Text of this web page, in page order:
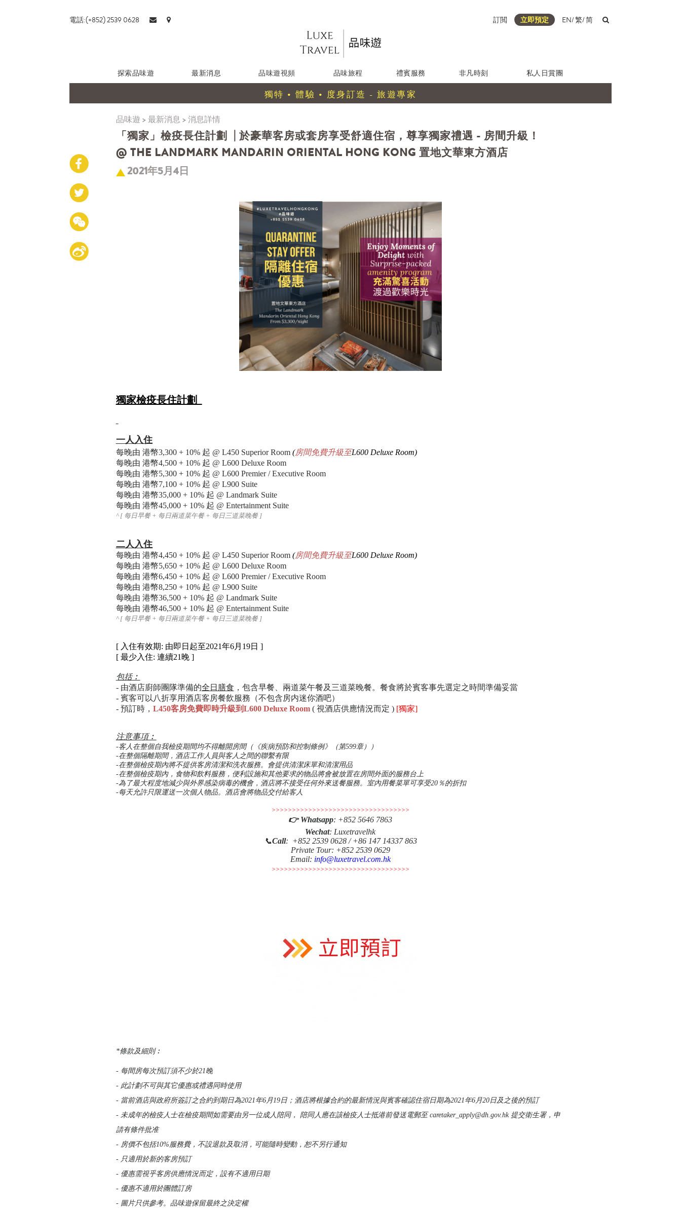
電話:(+852) 2539 0628 訂閲 立即預定 EN/繁/简
探索品味遊 最新消息 品味遊視頻 品味旅程 禮賓服務 非凡時刻 私人日賞團
獨特 • 體驗 • 度身訂造 - 旅遊專家
品味遊 >最新消息>消息詳情
「獨家」檢疫長住計劃 | 於豪華客房或套房享受舒適住宿，尊享獨家禮遇 - 房間升級！
@ THE LANDMARK MANDARIN ORIENTAL HONG KONG 置地文華東方酒店
2021年5月4日
獨家檢疫長住計劃
一人入住
每晚由 港幣3,300 + 10% 起 @ L450 Superior Room (房間免費升級至L600 Deluxe Room)
每晚由 港幣4,500 + 10% 起 @ L600 Deluxe Room
每晚由 港幣5,300 + 10% 起 @ L600 Premier / Executive Room
每晚由 港幣7,100 + 10% 起 @ L900 Suite
每晚由 港幣35,000 + 10% 起 @ Landmark Suite
每晚由 港幣45,000 + 10% 起 @ Entertainment Suite
^ [每日早餐 + 每日兩道菜午餐 + 每日三道菜晚餐]
二人入住
每晚由 港幣4,450 + 10% 起 @ L450 Superior Room (房間免費升級至L600 Deluxe Room)
每晚由 港幣5,650 + 10% 起 @ L600 Deluxe Room
每晚由 港幣6,450 + 10% 起 @ L600 Premier / Executive Room
每晚由 港幣8,250 + 10% 起 @ L900 Suite
每晚由 港幣36,500 + 10% 起 @ Landmark Suite
每晚由 港幣46,500 + 10% 起 @ Entertainment Suite
^ [每日早餐 + 每日兩道菜午餐 + 每日三道菜晚餐]
[ 入住有效期: 由即日起至2021年6月19日 ]
[ 最少入住: 連續21晚 ]
包括︰
- 由酒店廚師團隊準備的全日膳食 ，包含早餐、兩道菜午餐及三道菜晚餐。餐食將於賓客事先選定之時間準備妥當
- 賓客可以八折享用酒店客房餐飲服務（不包含房内迷你酒吧）
- 預訂時， L450客房免費即時升級到L600 Deluxe Room( 視酒店供應情況而定 ) [獨家]
注意事項︰
-客人在整個自我檢疫期間均不得離開房間（《疾病預防和控制條例》（第599章））
-在整個隔離期間，酒店工作人員與客人之間的聯繫有限
-在整個檢疫期內將不提供客房清潔和洗衣服務。會提供清潔床單和清潔用品
-在整個檢疫期內，食物和飲料服務，便利設施和其他要求的物品將會被放置在房間外面的服務台上
-為了最大程度地減少與外界感染病毒的機會，酒店將不接受任何外來送餐服務。室內用餐菜單可享受20％的折扣
-每天允許只限運送一次個人物品。酒店會將物品交付給客人
>>>>>>>>>>>>>>>>>>>>>>>>>>>>>>>>>>
👉Whatsapp: +852 5646 7863
Wechat: Luxetravelhk
📞Call: +852 2539 0628 / +86 147 14337 863
Private Tour: +852 2539 0629
Email: info@luxetravel.com.hk
>>>>>>>>>>>>>>>>>>>>>>>>>>>>>>>>>>
*條款及細則︰
- 每間房每次預訂須不少於21晚
- 此計劃不可與其它優惠或禮遇同時使用
- 當前酒店與政府所簽訂之合約到期日為2021年6月19日；酒店將根據合約的最新情況與賓客確認住宿日期為2021年6月20日及之後的預訂
- 未成年的檢疫人士在檢疫期間如需要由另一位成人陪同， 陪同人應在該檢疫人士抵港前發送電郵至 caretaker_apply@dh.gov.hk 提交衛生署，申
請有條件批准
- 房價不包括10%服務費，不設退款及取消，可能隨時變動，恕不另行通知
- 只適用於新的客房預訂
- 優惠需視乎客房供應情況而定，設有不適用日期
- 優惠不適用於團體訂房
- 圖片只供參考。品味遊保留最終之決定權